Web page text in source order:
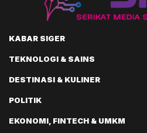
KABAR SIGER
TEKNOLOGI & SAINS
DESTINASI & KULINER
POLITIK
EKONOMI, FINTECH & UMKM